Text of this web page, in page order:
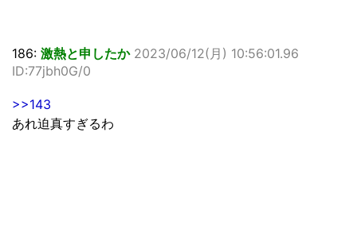
186: 激熱と申したか 2023/06/12(月) 10:56:01.96
ID:77jbh0G/0
>>143
あれ迫真すぎるわ